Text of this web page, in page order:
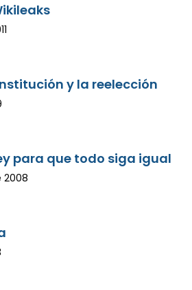
y la reelección
para que todo siga igual
2008